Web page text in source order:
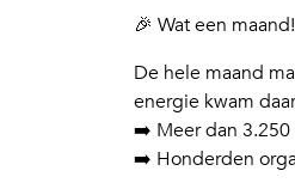
🎉 Wat een
De hele maand
energie kwam
➡️ Meer dan
➡️ Honderden